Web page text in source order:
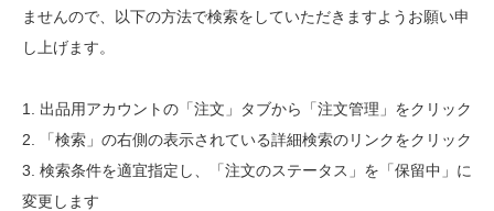
ませんので、以下の方法で検索をしていただきますようお願い申
し上げます。
1. 出品用アカウントの「注文」タブから「注文管理」をクリック
2. 「検索」の右側の表示されている詳細検索のリンクをクリック
3. 検索条件を適宜指定し、「注文のステータス」を「保留中」に
変更します